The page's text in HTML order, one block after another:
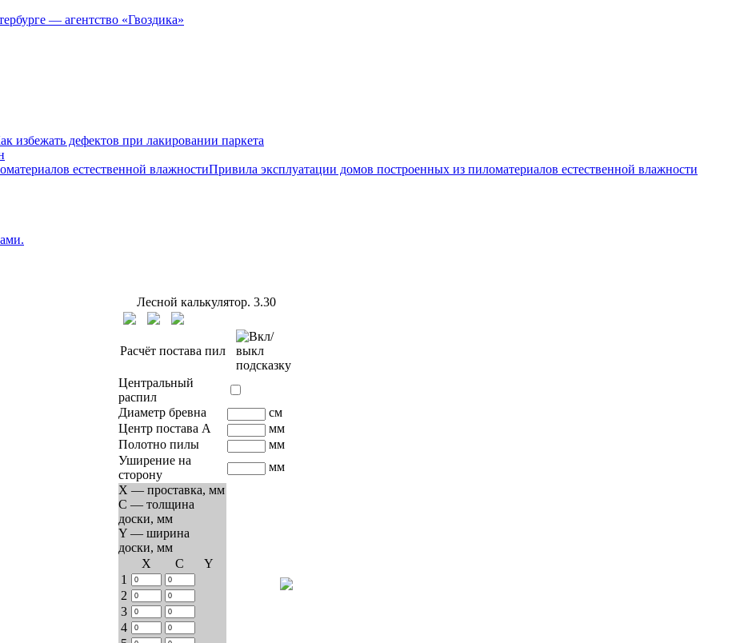
— агентство «Гвоздика»
избежать дефектов при лакировании паркета
Привила эксплуатации домов построенных из пиломатериалов естественной влажности
Лесной калькулятор. 3.30
Расчёт постава пил
Центральный
распил
Диаметр бревна
см
Центр постава A
мм
Полотно пилы
мм
Уширение на
сторону
мм
X — проставка, мм
C — толщина
доски, мм
Y — ширина
доски, мм
Х
C
Y
1
2
3
4